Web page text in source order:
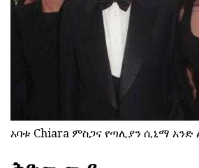
አባቱ Chiara ምስጋና የጣሊያን ሲኒማ አንድ